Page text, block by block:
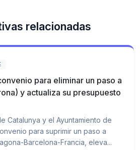
relacionadas
para eliminar un paso a
y actualiza su presupuesto
Catalunya y el Ayuntamiento de
para suprimir un paso a
Barcelona-Francia, eleva...